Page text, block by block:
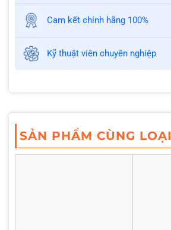
Cam kết chính hãng 100%
Kỹ thuật viên chuyên nghiệp
SẢN PHẨM CÙNG LOẠI